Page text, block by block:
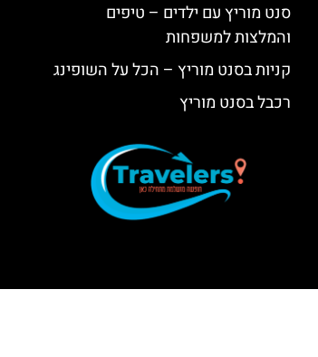
סנט מוריץ עם ילדים – טיפים
והמלצות למשפחות
קניות בסנט מוריץ – הכל על השופינג
רכבל בסנט מוריץ